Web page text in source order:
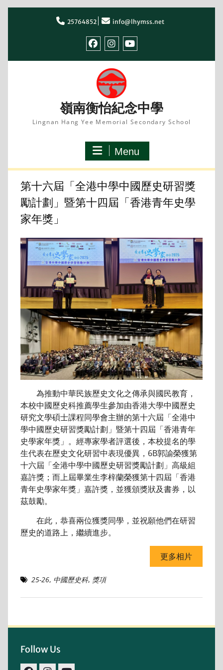
25764852 info@lhymss.net
嶺南衡怡紀念中學
Lingnan Hang Yee Memorial Secondary School
Menu
第十六屆「全港中學中國歷史研習獎
勵計劃」暨第十四屆「香港青年史學
家年獎」
為推動中華民族歷史文化之傳承與國民教育，
本校中國歷史科推薦學生參加由香港大學中國歷史
研究文學碩士課程同學會主辦的第十六屆「全港中
學中國歷史研習獎勵計劃」暨第十四屆「香港青年
史學家年獎」。經專家學者評選後，本校提名的學
生代表在歷史文化研習中表現優異，6B郭諭榮獲第
十六屆「全港中學中國歷史研習獎勵計劃」高級組
嘉許獎；而上屆畢業生李梓蘭榮獲第十四屆「香港
青年史學家年獎」嘉許獎，並獲頒獎狀及書券，以
茲鼓勵。
在此，恭喜兩位獲獎同學，並祝願他們在研習
歷史的道路上，繼續進步。
更多相片
25-26, 中國歷史科, 獎項
Follow Us